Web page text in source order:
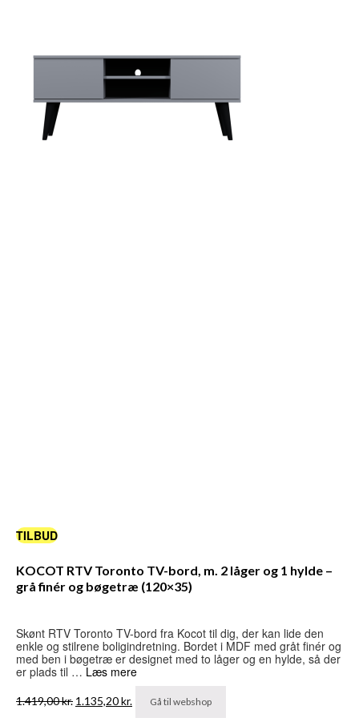
TILBUD
KOCOT RTV Toronto TV-bord, m. 2 låger og 1 hylde –
grå finér og bøgetræ (120×35)
Skønt RTV Toronto TV-bord fra Kocot til dig, der kan lide den
enkle og stilrene boligindretning. Bordet i MDF med gråt finér og
med ben i bøgetræ er designet med to låger og en hylde, så der
er plads til … Læs mere
1.419,00kr.oprindelige
1.135,20kr.aktuelleGå til webshop